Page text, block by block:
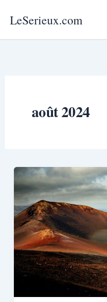
contenu
LeSerieux.com
août 2024